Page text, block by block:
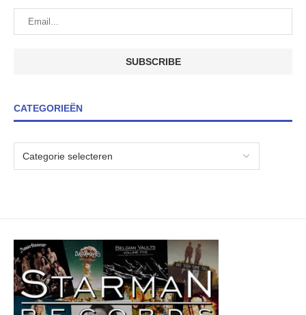
CATEGORIEËN